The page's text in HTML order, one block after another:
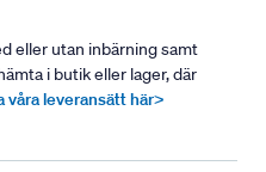
eller utan inbärning samt
i butik eller lager, där
våra leveransätt här>